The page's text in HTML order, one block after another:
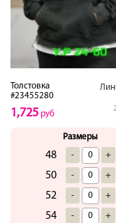
Толстовка
#23455280
1,725 руб
Размеры
48 - +
50 - +
52 - +
54 - +